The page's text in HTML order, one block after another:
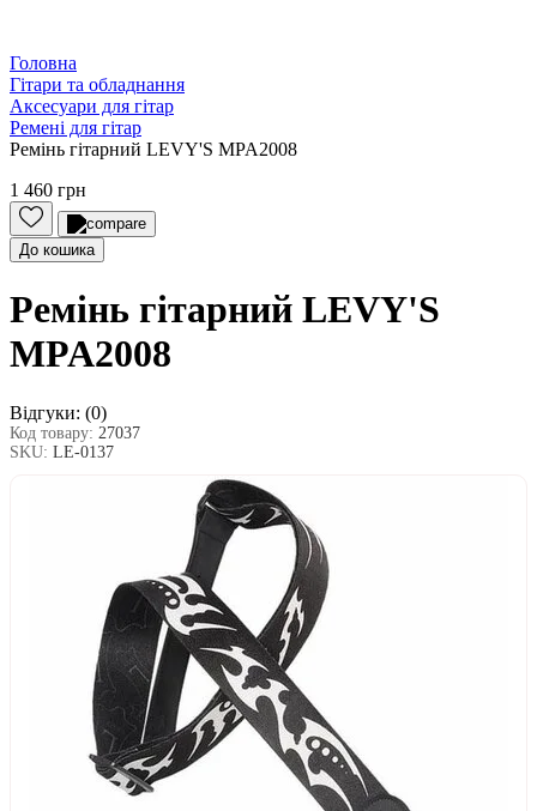
Головна
Гітари та обладнання
Аксесуари для гітар
Ремені для гітар
Ремінь гітарний LEVY'S MPA2008
1 460 грн
До кошика
Ремінь гітарний LEVY'S
MPA2008
Відгуки: (0)
Код товару: 27037
SKU: LE-0137